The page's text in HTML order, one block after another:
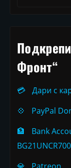
Фронт“
💳
Дари с
💠
PayPal
🏦
Bank